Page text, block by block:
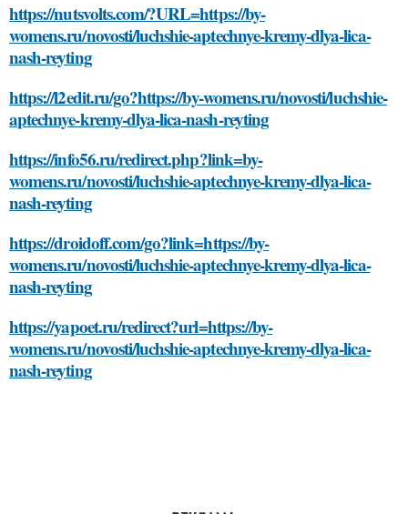
https://nutsvolts.com/?URL=https://by-
womens.ru/novosti/luchshie-aptechnye-kremy-dlya-lica-
nash-reyting
https://l2edit.ru/go?https://by-womens.ru/novosti/luchshie-
aptechnye-kremy-dlya-lica-nash-reyting
https://info56.ru/redirect.php?link=by-
womens.ru/novosti/luchshie-aptechnye-kremy-dlya-lica-
nash-reyting
https://droidoff.com/go?link=https://by-
womens.ru/novosti/luchshie-aptechnye-kremy-dlya-lica-
nash-reyting
https://yapoet.ru/redirect?url=https://by-
womens.ru/novosti/luchshie-aptechnye-kremy-dlya-lica-
nash-reyting